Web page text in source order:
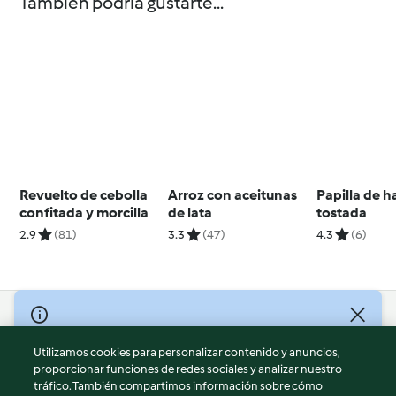
Revuelto de cebolla
confitada y morcilla
2.9 (81)
Arroz con aceitunas
de lata
3.3 (47)
Papilla de
tostada
4.3 (6)
© Copyright 2026
Términos de uso
Política de privacidad
Utilizamos cookies para personalizar contenido y anuncios,
proporcionar funciones de redes sociales y analizar nuestro
tráfico. También compartimos información sobre cómo